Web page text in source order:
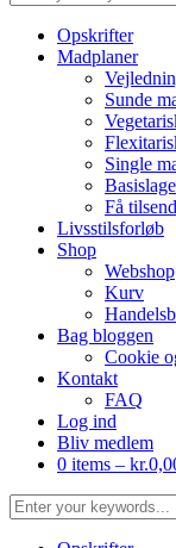
Opskrifter
Madplaner
Sunde
Single
Få
Livsstilsforløb
Shop
Webshop
Kurv
Bag bloggen
Cookie
Kontakt
FAQ
Log ind
Bliv medlem
0 items – kr.